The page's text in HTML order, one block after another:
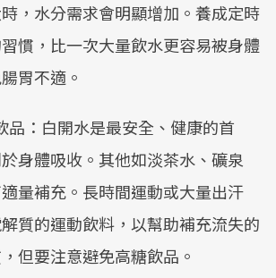
，水分需求會明顯增加。養成定時
慣，比一次大量飲水更容易被身體
胃不適。
品：白開水是最安全、健康的首
身體吸收。其他如淡茶水、礦泉
量補充。長時間運動或大量出汗
質的運動飲料，以幫助補充流失的
但要注意避免高糖飲品。